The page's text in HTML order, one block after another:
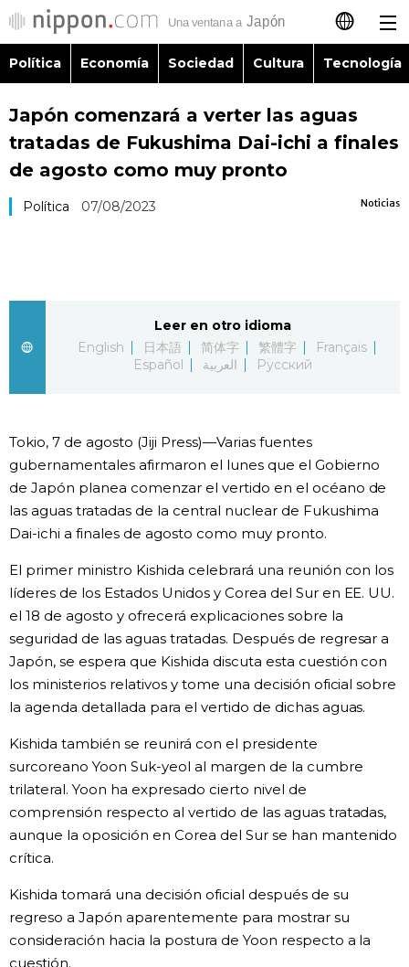
日本語
English
Русский
Política
Vida
Guía de Japón
Vídeos e imágenes
En profundidad
Más
Datos de Japón
Fragmentos de Japón
Gente
Blog
Tokio
Política Economía Sociedad Cultura Tecnología
Japón comenzará a verter las aguas
tratadas de Fukushima Dai-ichi a finales
de agosto como muy pronto
Noticias
Política 07/08/2023
Leer en otro idioma
English
日本語 简体字 繁體字
Français
Español
العربية Русский
Tokio, 7 de agosto (Jiji Press)—Varias fuentes
gubernamentales afirmaron el lunes que el Gobierno
de Japón planea comenzar el vertido en el océano de
las aguas tratadas de la central nuclear de Fukushima
Dai-ichi a finales de agosto como muy pronto.
El primer ministro Kishida celebrará una reunión con los
líderes de los Estados Unidos y Corea del Sur en EE. UU.
el 18 de agosto y ofrecerá explicaciones sobre la
seguridad de las aguas tratadas. Después de regresar a
Japón, se espera que Kishida discuta esta cuestión con
los ministerios relativos y tome una decisión oficial sobre
la agenda detallada para el vertido de dichas aguas.
Kishida también se reunirá con el presidente
surcoreano Yoon Suk-yeol al margen de la cumbre
trilateral. Yoon ha expresado cierto nivel de
comprensión respecto al vertido de las aguas tratadas,
aunque la oposición en Corea del Sur se han mantenido
crítica.
Kishida tomará una decisión oficial después de su
regreso a Japón aparentemente para mostrar su
consideración hacia la postura de Yoon respecto a la
cuestión.